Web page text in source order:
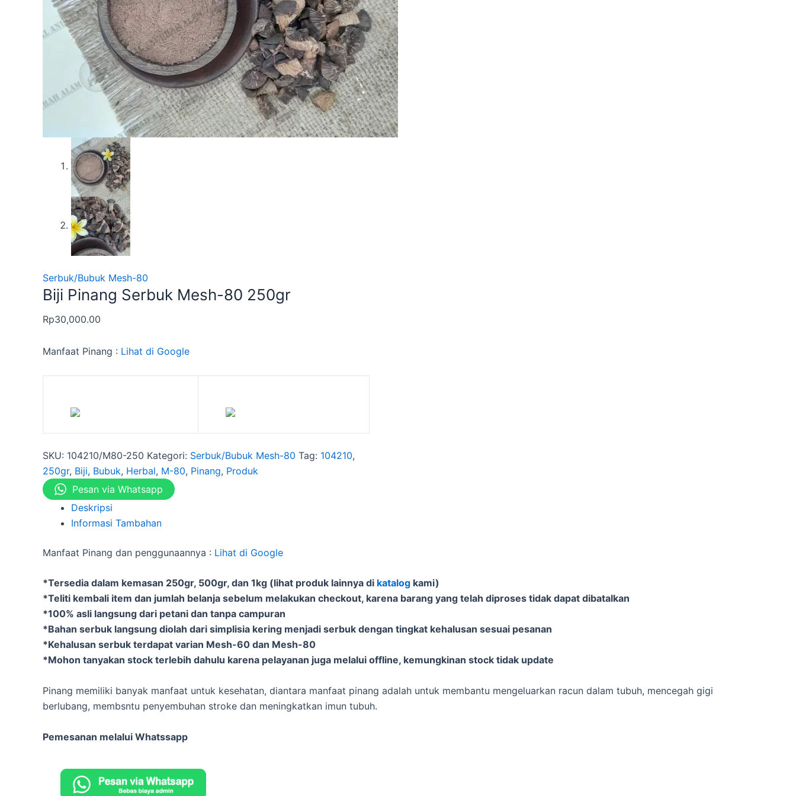
Serbuk/Bubuk Mesh-80
Biji Pinang Serbuk Mesh-80 250gr
Rp30,000.00
Manfaat Pinang : Lihat di Google
SKU: 104210/M80-250 Kategori: Serbuk/Bubuk Mesh-80 Tag: 104210,
250gr, Biji, Bubuk, Herbal, M-80, Pinang, Produk
Pesan via Whatsapp
Deskripsi
Informasi Tambahan
Manfaat Pinang dan penggunaannya : Lihat di Google
*Tersedia dalam kemasan 250gr, 500gr, dan 1kg (lihat produk lainnya di katalog kami)
*Teliti kembali item dan jumlah belanja sebelum melakukan checkout, karena barang yang telah diproses tidak dapat dibatalkan
*100% asli langsung dari petani dan tanpa campuran
*Bahan serbuk langsung diolah dari simplisia kering menjadi serbuk dengan tingkat kehalusan sesuai pesanan
*Kehalusan serbuk terdapat varian Mesh-60 dan Mesh-80
*Mohon tanyakan stock terlebih dahulu karena pelayanan juga melalui offline, kemungkinan stock tidak update
Pinang memiliki banyak manfaat untuk kesehatan, diantara manfaat pinang adalah untuk membantu mengeluarkan racun dalam tubuh, mencegah gigi
berlubang, membsntu penyembuhan stroke dan meningkatkan imun tubuh.
Pemesanan melalui Whatssapp